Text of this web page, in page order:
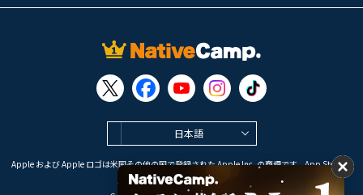
日本語
Apple および Apple ロゴは米国その他の国で登録された Apple Inc. の商標です。App Store は
Apple Inc. のサービスマークです。